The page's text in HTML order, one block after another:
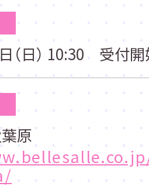
（日） 10:30 受付
原